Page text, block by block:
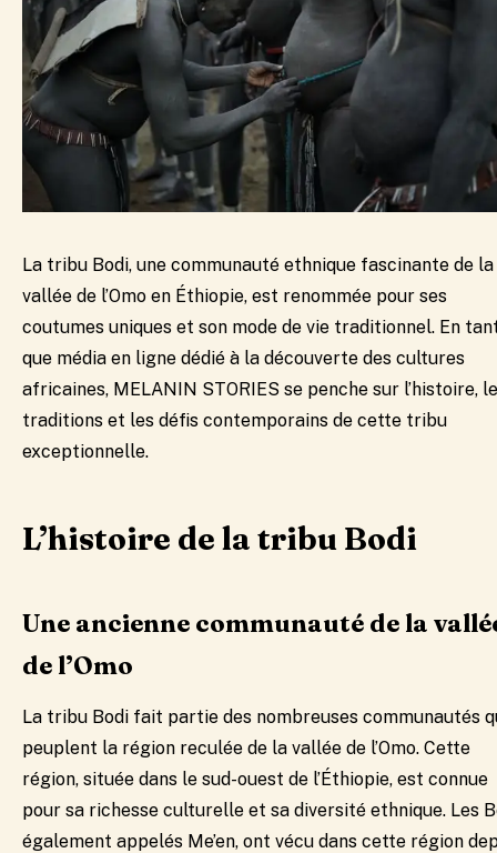
La tribu Bodi, une communauté ethnique fascinante de la
vallée de l’Omo en Éthiopie, est renommée pour ses
coutumes uniques et son mode de vie traditionnel. En
que média en ligne dédié à la découverte des cultures
africaines, MELANIN STORIES se penche sur l’histoire,
traditions et les défis contemporains de cette tribu
exceptionnelle.
L’histoire de la tribu Bodi
Une ancienne communauté de la
de l’Omo
La tribu Bodi fait partie des nombreuses communautés
peuplent la région reculée de la vallée de l’Omo. Cette
région, située dans le sud-ouest de l’Éthiopie, est connue
pour sa richesse culturelle et sa diversité ethnique. Les
également appelés Me’en, ont vécu dans cette région